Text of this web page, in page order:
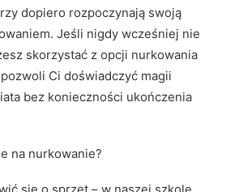
dopiero rozpoczynają swoją
Jeśli nigdy wcześniej nie
skorzystać z opcji nurkowania
Ci doświadczyć magii
bez konieczności ukończenia
na nurkowanie?